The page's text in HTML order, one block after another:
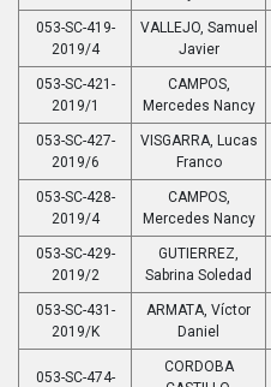
053-SC-419-
2019/4
VALLEJO, Samuel
Javier
053-SC-421-
2019/1
CAMPOS,
Mercedes Nancy
053-SC-427-
2019/6
VISGARRA, Lucas
Franco
053-SC-428-
2019/4
CAMPOS,
Mercedes Nancy
053-SC-429-
2019/2
GUTIERREZ,
Sabrina Soledad
053-SC-431-
2019/K
ARMATA, Víctor
Daniel
053-SC-474-
CORDOBA